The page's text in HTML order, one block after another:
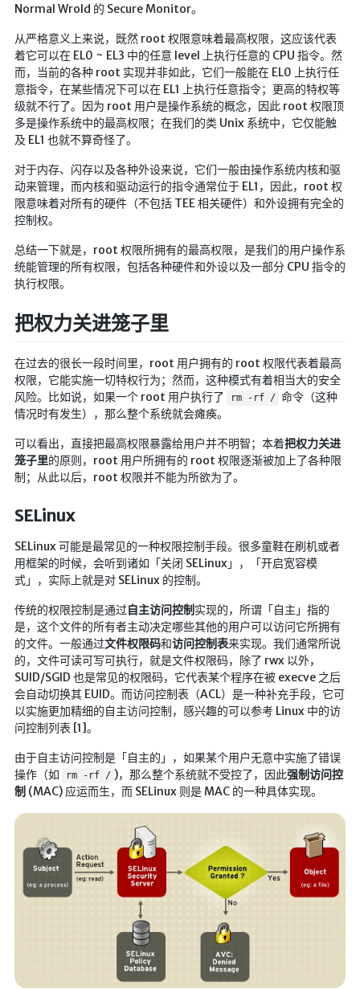
Normal Wrold 的 Secure Monitor。
从严格意义上来说，既然 root 权限意味着最高权限，这应该代表
着它可以在 EL0 ~ EL3 中的任意 level 上执行任意的 CPU 指令。然
而，当前的各种 root 实现并非如此，它们一般能在 EL0 上执行任
意指令，在某些情况下可以在 EL1 上执行任意指令；更高的特权等
级就不行了。因为 root 用户是操作系统的概念，因此 root 权限顶
多是操作系统中的最高权限；在我们的类 Unix 系统中，它仅能触
及 EL1 也就不算奇怪了。
对于内存、闪存以及各种外设来说，它们一般由操作系统内核和驱
动来管理，而内核和驱动运行的指令通常位于 EL1，因此，root 权
限意味着对所有的硬件（不包括 TEE 相关硬件）和外设拥有完全的
控制权。
总结一下就是，root 权限所拥有的最高权限，是我们的用户操作系
统能管理的所有权限，包括各种硬件和外设以及一部分 CPU 指令的
执行权限。
把权力关进笼子里
在过去的很长一段时间里，root 用户拥有的 root 权限代表着最高
权限，它能实施一切特权行为；然而，这种模式有着相当大的安全
风险。比如说，如果一个 root 用户执行了
rm -rf / 命令（这种
情况时有发生），那么整个系统就会瘫痪。
可以看出，直接把最高权限暴露给用户并不明智；本着把权力关进
笼子里的原则，root 用户所拥有的 root 权限逐渐被加上了各种限
制；从此以后，root 权限并不能为所欲为了。
SELinux
SELinux 可能是最常见的一种权限控制手段。很多童鞋在刷机或者
用框架的时候，会听到诸如「关闭 SELinux」，「开启宽容模
式」，实际上就是对 SELinux 的控制。
传统的权限控制是通过自主访问控制 实现的，所谓「自主」指的
是，这个文件的所有者主动决定哪些其他的用户可以访问它所拥有
的文件。一般通过文件权限码和访问控制表来实现。我们通常所说
的，文件可读可写可执行，就是文件权限码，除了 rwx 以外，
SUID/SGID 也是常见的权限码，它代表某个程序在被 execve 之后
会自动切换其 EUID。而访问控制表（ACL）是一种补充手段，它可
以实施更加精细的自主访问控制，感兴趣的可以参考 Linux 中的访
问控制列表 [1]。
由于自主访问控制是「自主的」，如果某个用户无意中实施了错误
操作（如
rm -rf / )，那么整个系统就不受控了，因此强制访问控
制 (MAC) 应运而生，而 SELinux 则是 MAC 的一种具体实现。
音乐播放下载
音乐下载备用一
音乐下载备用二
音乐下载备用三
无损音乐下载
mv下载
Beats Per Minute
📕学习
Markdown学习
Mathlab教学
Web 技术教程
Greasemonkey学习
ffmpeg学习
VIP资源下载
字帖生成
世界货币
土木类资源下载
🔨工具
帮你百度
手写文件生成
文件传输
文库下载
九宫格照片生成
图片转字符
查重软件
Cloudreve
家庭网盘